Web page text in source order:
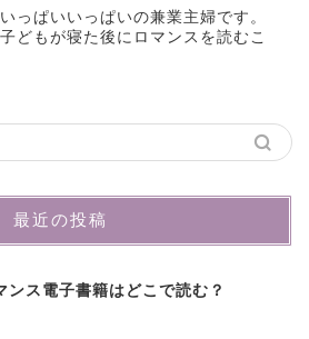
っぱいいっぱいの兼業主婦です。
どもが寝た後にロマンスを読むこ
最近の投稿
ンス電子書籍はどこで読む？